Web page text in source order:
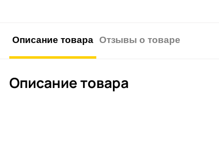
Описание товара Отзывы о товаре
Описание товара